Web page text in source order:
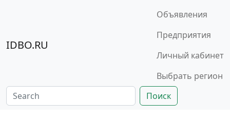
IDBO.RU
Объявления
Предприятия
Личный кабинет
Выбрать регион
Поиск